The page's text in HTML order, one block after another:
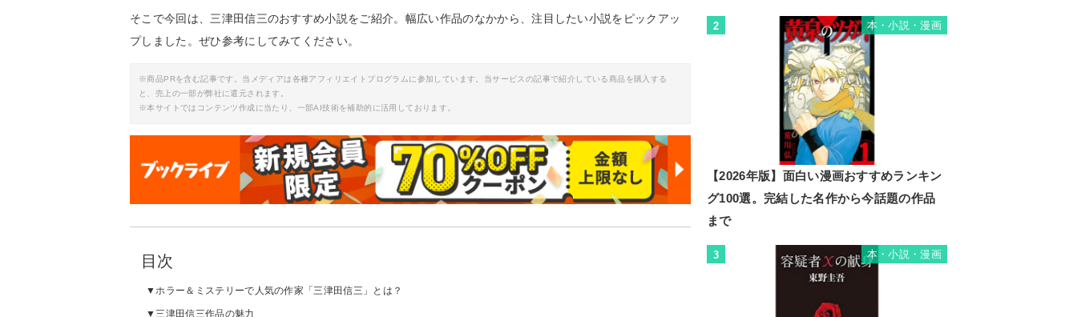
そこで今回は、三津田信三のおすすめ小説をご紹介。幅広い作品のなかから、注目したい小説をピックアッ
プしました。ぜひ参考にしてみてください。
※商品PRを含む記事です。当メディアは各種アフィリエイトプログラムに参加しています。当サービスの記事で紹介している商品を購入する
と、売上の一部が弊社に還元されます。
※本サイトではコンテンツ作成に当たり、一部AI技術を補助的に活用しております。
目次
ホラー＆ミステリーで人気の作家「三津田信三」とは？
三津田信三作品の魅力
2 本・小説・漫画
【2026年版】面白い漫画おすすめランキン
グ100選。完結した名作から今話題の作品
まで
3 本・小説・漫画